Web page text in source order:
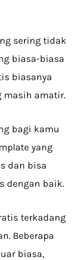
sering tidak
biasa-biasa
biasanya
masih amatir.
bagi kamu
yang
dan bisa
dengan baik.
terkadang
Beberapa
biasa,